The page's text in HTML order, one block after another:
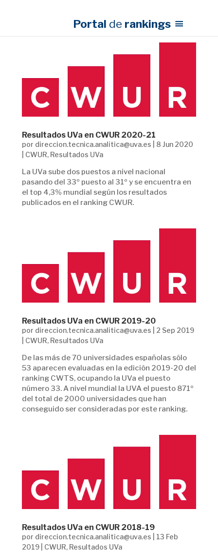
Portal de rankings
Resultados UVa en CWUR 2020-21
por direccion.tecnica.analitica@uva.es
8 Jun 2020
CWUR, Resultados UVa
La UVa sube dos puestos a nivel nacional
pasando del 33º puesto al 31º y se encuentra en
el top 4,3% mundial según los resultados
publicados en el ranking CWUR.
Resultados UVa en CWUR 2019-20
por direccion.tecnica.analitica@uva.es
2 Sep 2019
CWUR, Resultados UVa
De las más de 70 universidades españolas sólo
53 aparecen evaluadas en la edición 2019-20 del
ranking CWTS, ocupando la UVa el puesto
número 33. A nivel mundial la UVA el puesto 871º
del total de 2000 universidades que han
conseguido ser consideradas por este ranking.
Resultados UVa en CWUR 2018-19
por direccion.tecnica.analitica@uva.es
13 Feb
2019| CWUR, Resultados UVa